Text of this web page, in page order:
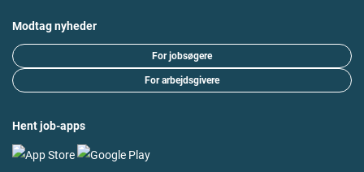
Modtag nyheder
For jobsøgere
For arbejdsgivere
Hent job-apps